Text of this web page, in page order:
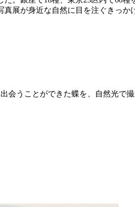
展が身近な自然に目を注ぐきっか
会うことができた蝶を、自然光で